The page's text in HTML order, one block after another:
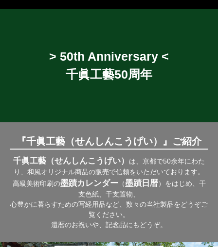
> 50th Anniversary <
千眞工藝50周年
『千眞工藝（せんしんこうげい）』ご紹介
千眞工藝（せんしんこうげい）
は、京都で50余年にわた
り、和風オリジナル商品の販売で信頼をいただいております。
高級美術印刷の墨蹟カレンダー （墨蹟日暦）をはじめ、干
支色紙、干支置物、
心豊かに暮らすための写経用品など、数々の当社製品をどうぞご
覧ください。
還暦のお祝いや、記念品にもどうぞ。